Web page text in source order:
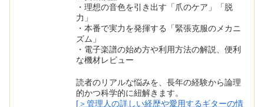
・理想の音色を引き出す「爪のケア」「脱
力」
・本番で実力を発揮する「緊張克服のメカニ
ズム」
・電子楽譜の始め方や利用方法の解説、便利
な機材レビュー
読者のリアルな悩みを、長年の経験から論理
的かつ科学的に紐解きます。
[＞管理人の詳しい経歴や愛用するギターの情